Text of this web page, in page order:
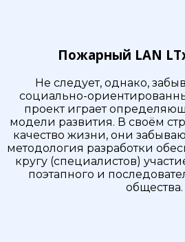
Пожарный LAN
Не следует, однако,
социально-
проект играет
модели развития. В своём
качество жизни, они
методология разработки
кругу (специалистов)
поэтапного и
общества.